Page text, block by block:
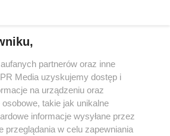
w serwisie nie może być powielany i
rozpowszechniany w jakikolwiek sposób (w
mechaniczny) na jakimkolwiek polu
formie, włącznie z umieszczaniem w Internecie
praw. Jakiekolwiek użycie lub
lub w części z naruszeniem prawa, tzn.
pod groźbą kary i może być ścigane
partnerów oraz inne
Media uzyskujemy dostęp i
na urządzeniu oraz
takie jak unikalne
informacje wysyłane przez
przeglądania w celu zapewniania